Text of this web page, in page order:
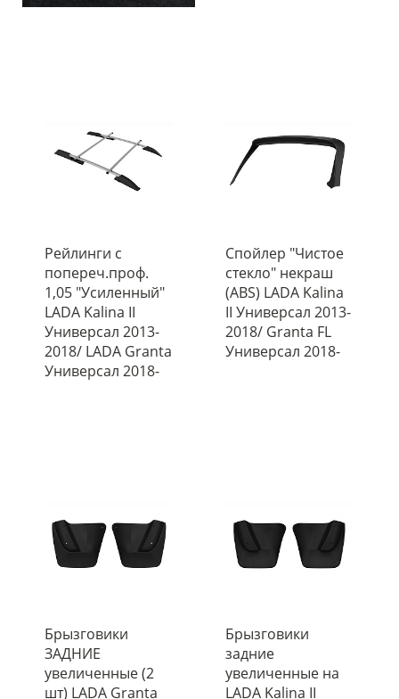
Рейлинги с
попереч.проф.
1,05 "Усиленный"
LADA Kalina II
Универсал 2013-
2018/ LADA Granta
Универсал 2018-
Спойлер "Чистое
стекло" некраш
(ABS) LADA Kalina
II Универсал 2013-
2018/ Granta FL
Универсал 2018-
Брызговики
ЗАДНИЕ
увеличенные (2
шт) LADA Granta
Брызговики
задние
увеличенные на
LADA Kalina II